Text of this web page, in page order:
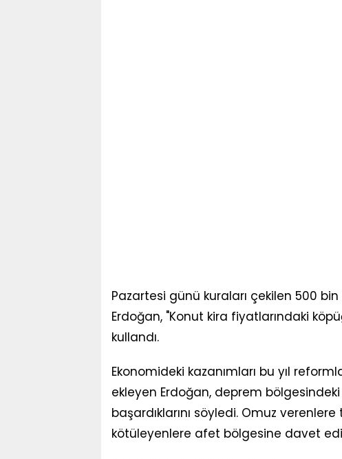
Pazartesi günü kuraları çekilen 500
Erdoğan, "Konut kira fiyatlarındaki
kullandı.
Ekonomideki kazanımları bu yıl
ekleyen Erdoğan, deprem
başardıklarını söyledi. Omuz
kötüleyenlere afet bölgesine davet